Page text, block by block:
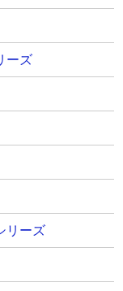
ーズ
リーズ